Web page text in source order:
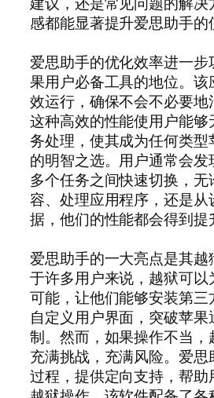
感都能显著提升爱思助手的
爱思助手的优化效率进一
果用户必备工具的地位。该
效运行，确保不会不必要地
这种高效的性能使用户能
务处理，使其成为任何类
的明智之选。用户通常会发
多个任务之间快速切换，无
容、处理应用程序，还是从
据，他们的性能都会得到提
爱思助手的一大亮点是其
于许多用户来说，越狱可以
可能，让他们能够安装第
自定义用户界面，突破苹果
制。然而，如果操作不当，
充满挑战，充满风险。爱思
过程，提供定向支持，帮